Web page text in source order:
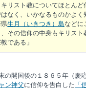
リスト教についてほとん
はなく、いかなるものかよ
生月（いきつき）島などに
その信仰の中身もキリス
である」
の開国後の１８６５年（慶
ン神父に信仰を告白した 「